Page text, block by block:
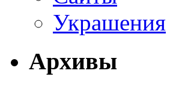
Украшения
Архивы